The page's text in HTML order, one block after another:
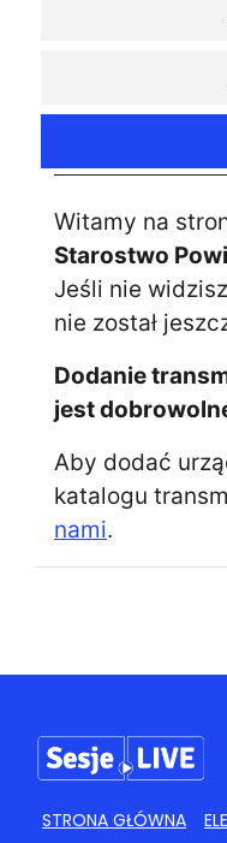
Witamy na
Starostwo
Jeśli nie
nie został
Dodanie
jest
Aby dodać
katalogu
nami.
STRONA GŁÓWNA